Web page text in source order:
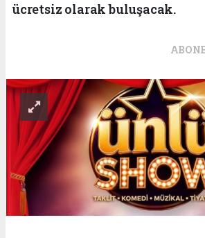
ücretsiz olarak buluşacak.